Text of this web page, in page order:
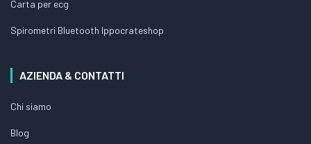
Carta per ecg
Spirometri Bluetooth Ippocrateshop
AZIENDA & CONTATTI
Chi siamo
Blog